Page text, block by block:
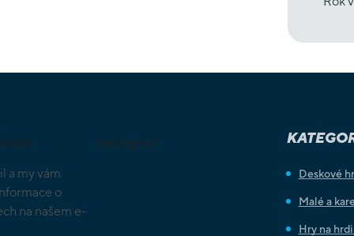
a my vám
o
na našem e-
Instagram
Deskové
Malé a
Hry na